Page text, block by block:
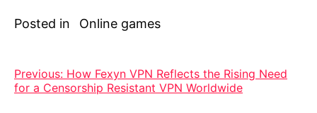
Posted in Online games
Post
navigation
Previous: How Fexyn VPN Reflects the Rising Need
for a Censorship Resistant VPN Worldwide